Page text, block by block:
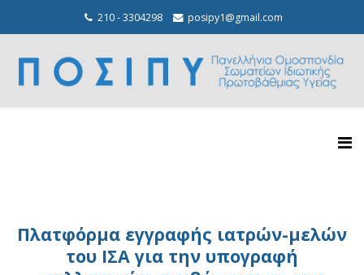
210 - 3304298 posipy1@gmail.com
Πλατφόρμα εγγραφής ιατρών-μελών
του ΙΣΑ για την υπογραφή